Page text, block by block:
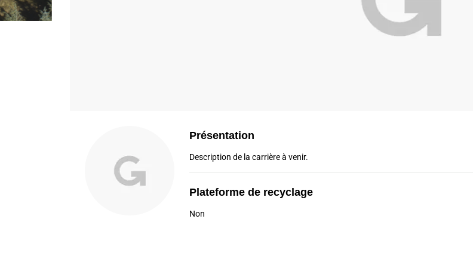
Présentation
Description de la carrière à venir.
Plateforme de recyclage
Non